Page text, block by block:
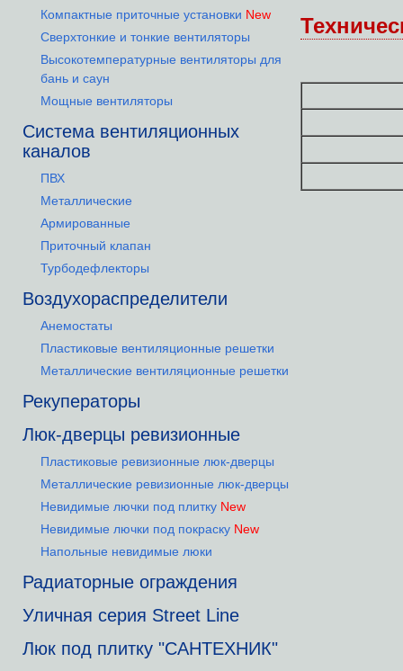
Компактные приточные установки New
Сверхтонкие и тонкие вентиляторы
Высокотемпературные вентиляторы для
бань и саун
Мощные вентиляторы
Система вентиляционных
каналов
ПВХ
Металлические
Армированные
Приточный клапан
Турбодефлекторы
Воздухораспределители
Анемостаты
Пластиковые вентиляционные решетки
Металлические вентиляционные решетки
Рекуператоры
Люк-дверцы ревизионные
Пластиковые ревизионные люк-дверцы
Металлические ревизионные люк-дверцы
Невидимые лючки под плитку New
Невидимые лючки под покраску New
Напольные невидимые люки
Радиаторные ограждения
Уличная серия Street Line
Люк под плитку "САНТЕХНИК"